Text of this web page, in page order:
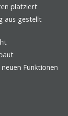
platziert
aus gestellt
Funktionen